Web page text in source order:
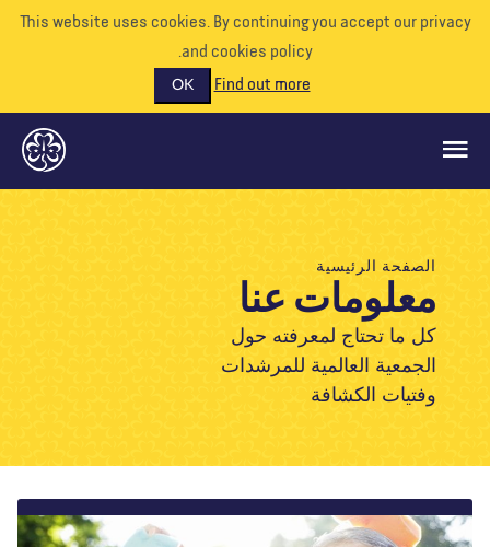
This website uses cookies. By continuing you accept our
and cookies policy.
Find out more
OK
ماذا نفعل
ادعمونا
الأحداث
معلومات عنا مدونة الأخبار
الصفحة الرئيسية
معلومات عنا
كل ما تحتاج لمعرفته حول
الجمعية العالمية للمرشدات
وفتيات الكشافة